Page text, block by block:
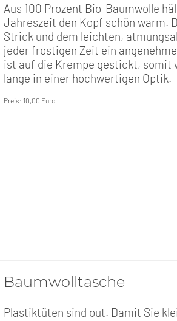
Aus 100 Prozent Bio-Baumwolle
Jahreszeit den Kopf schön warm.
Strick und dem leichten,
jeder frostigen Zeit ein
ist auf die Krempe gestickt, somit
lange in einer hochwertigen Optik.
Preis: 10,00 Euro
Baumwolltasche
Plastiktüten sind out. Damit Sie